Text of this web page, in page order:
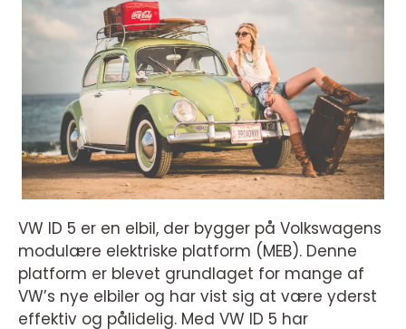
VW ID 5 er en elbil, der bygger på Volkswagens
modulære elektriske platform (MEB). Denne
platform er blevet grundlaget for mange af
VW’s nye elbiler og har vist sig at være yderst
effektiv og pålidelig. Med VW ID 5 har